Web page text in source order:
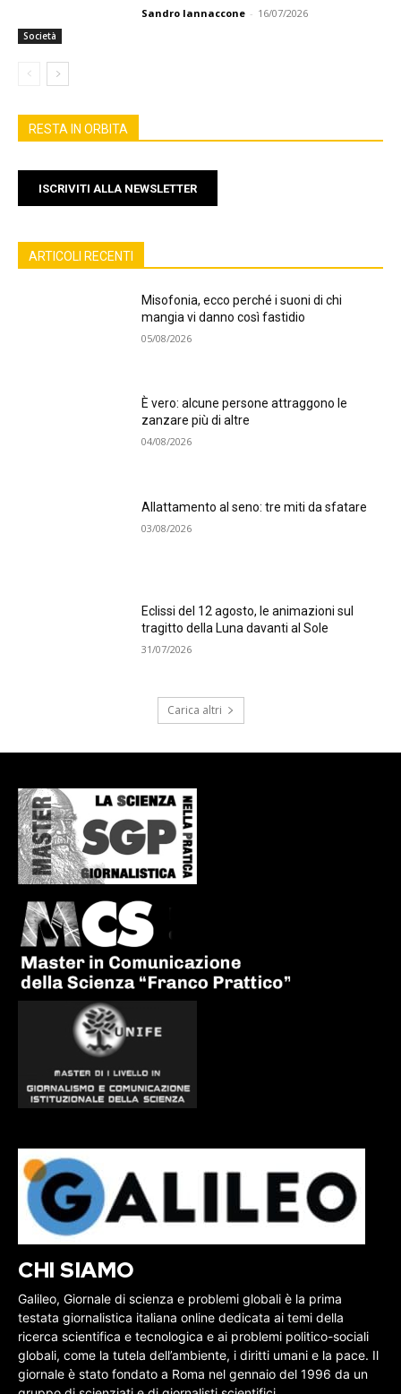
Società
Sandro Iannaccone - 16/07/2026
RESTA IN ORBITA
ISCRIVITI ALLA NEWSLETTER
ARTICOLI RECENTI
Misofonia, ecco perché i suoni di chi
mangia vi danno così fastidio
05/08/2026
È vero: alcune persone attraggono le
zanzare più di altre
04/08/2026
Allattamento al seno: tre miti da sfatare
03/08/2026
Eclissi del 12 agosto, le animazioni sul
tragitto della Luna davanti al Sole
31/07/2026
Carica altri
CHI SIAMO
Galileo, Giornale di scienza e problemi globali è la prima
testata giornalistica italiana online dedicata ai temi della
ricerca scientifica e tecnologica e ai problemi politico-sociali
globali, come la tutela dell’ambiente, i diritti umani e la pace. Il
giornale è stato fondato a Roma nel gennaio del 1996 da un